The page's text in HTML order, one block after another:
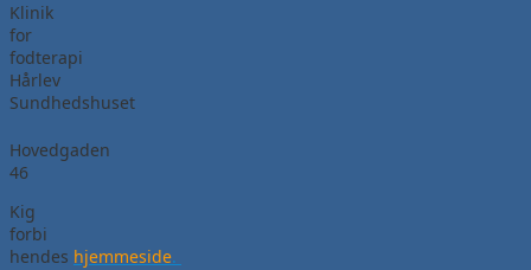
Klinik
for
fodterapi
Hårlev
Sundhedshuset
Hovedgaden
46
Kig
forbi
hendes hjemmeside.